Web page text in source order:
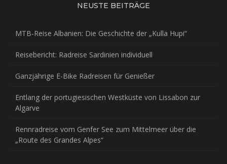
NEUSTE BEITRÄGE
MTB-Reise Albanien: Die Geschichte der „Kulla Hupi“
Reisebericht: Radreise Sardinien individuell
Ganzjährige E-Bike Radreisen für Genießer
Entlang der portugiesischen Westküste von Lissabon zur
Algarve
Rennradreise vom Genfer See zum Mittelmeer über die
„Route des Grandes Alpes“